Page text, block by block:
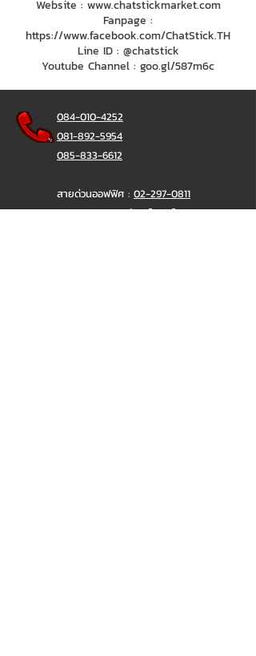
Website : www.chatstickmarket.com
Fanpage :
https://www.facebook.com/ChatStick.TH
Line ID : @chatstick
Youtube Channel : goo.gl/587m6c
084-010-4252
081-892-5954
085-833-6612
สายด่วนออฟฟิศ : 02-297-0811
034-900-165( จันทร์-ศุกร์)